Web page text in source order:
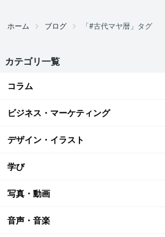
ホーム ブログ 「#古代マヤ暦」タグ
カテゴリ一覧
コラム
ビジネス・マーケティング
デザイン・イラスト
学び
写真・動画
音声・音楽